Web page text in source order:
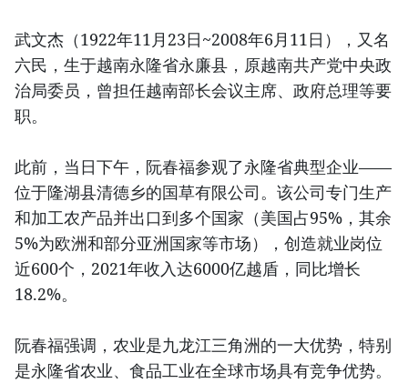
武文杰（1922年11月23日~2008年6月11日），又名
六民，生于越南永隆省永廉县，原越南共产党中央政
治局委员，曾担任越南部长会议主席、政府总理等要
职。
此前，当日下午，阮春福参观了永隆省典型企业——
位于隆湖县清德乡的国草有限公司。该公司专门生产
和加工农产品并出口到多个国家（美国占95%，其余
5%为欧洲和部分亚洲国家等市场），创造就业岗位
近600个，2021年收入达6000亿越盾，同比增长
18.2%。
阮春福强调，农业是九龙江三角洲的一大优势，特别
是永隆省农业、食品工业在全球市场具有竞争优势。